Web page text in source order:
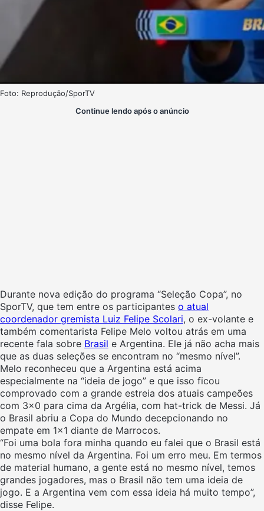
Foto: Reprodução/SporTV
Continue lendo após o anúncio
Durante nova edição do programa “Seleção Copa”, no
SporTV, que tem entre os participantes o atual
coordenador gremista Luiz Felipe Scolari, o ex-volante e
também comentarista Felipe Melo voltou atrás em uma
recente fala sobre Brasil e Argentina. Ele já não acha mais
que as duas seleções se encontram no “mesmo nível”.
Melo reconheceu que a Argentina está acima
especialmente na “ideia de jogo” e que isso ficou
comprovado com a grande estreia dos atuais campeões
com 3×0 para cima da Argélia, com hat-trick de Messi. Já
o Brasil abriu a Copa do Mundo decepcionando no
empate em 1×1 diante de Marrocos.
“Foi uma bola fora minha quando eu falei que o Brasil está
no mesmo nível da Argentina. Foi um erro meu. Em termos
de material humano, a gente está no mesmo nível, temos
grandes jogadores, mas o Brasil não tem uma ideia de
jogo. E a Argentina vem com essa ideia há muito tempo”,
disse Felipe.